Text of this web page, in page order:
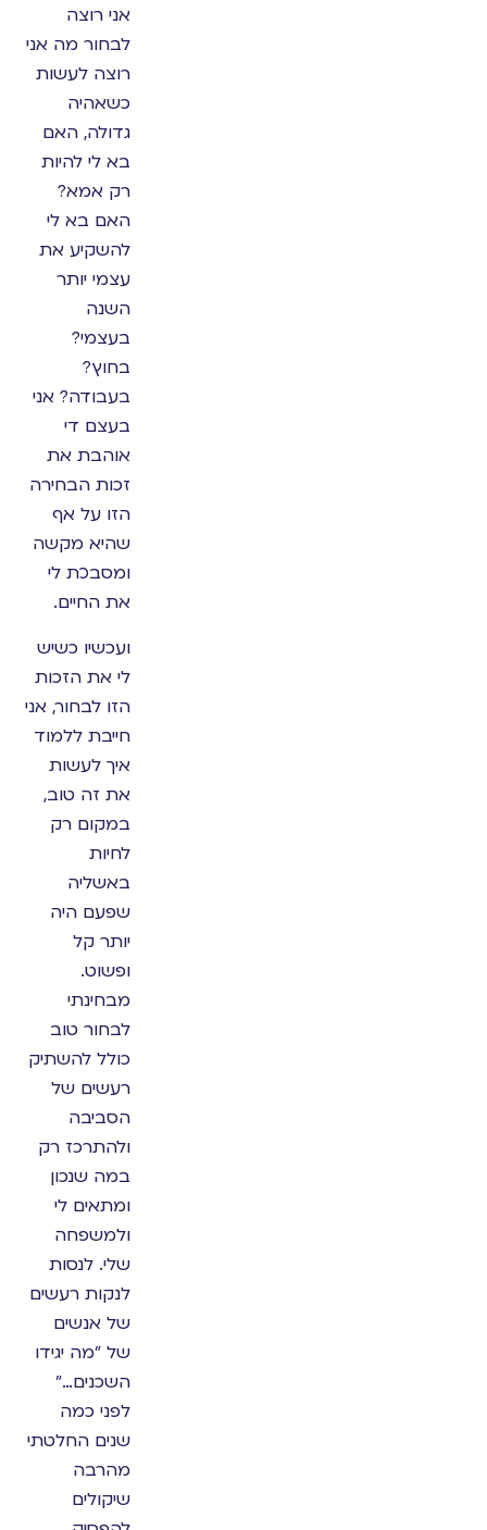
אני רוצה
לבחור מה אני
רוצה לעשות
כשאהיה
גדולה, האם
בא לי להיות
רק אמא?
האם בא לי
להשקיע את
עצמי יותר
השנה
בעצמי?
בחוץ?
בעבודה? אני
בעצם די
אוהבת את
זכות הבחירה
הזו על אף
שהיא מקשה
ומסבכת לי
את החיים.
ועכשיו כשיש
לי את הזכות
הזו לבחור, אני
חייבת ללמוד
איך לעשות
את זה טוב,
במקום רק
לחיות
באשליה
שפעם היה
יותר קל
ופשוט.
מבחינתי
לבחור טוב
כולל להשתיק
רעשים של
הסביבה
ולהתרכז רק
במה שנכון
ומתאים לי
ולמשפחה
שלי. לנסות
לנקות רעשים
של אנשים
של "מה יגידו
השכנים…"
לפני כמה
שנים החלטתי
מהרבה
שיקולים